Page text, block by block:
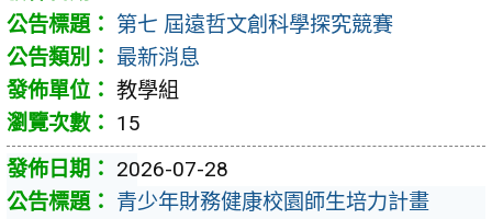
第七 屆遠哲文創科學探究競賽
最新消息
教學組
15
2026-07-28
青少年財務健康校園師生培力計畫